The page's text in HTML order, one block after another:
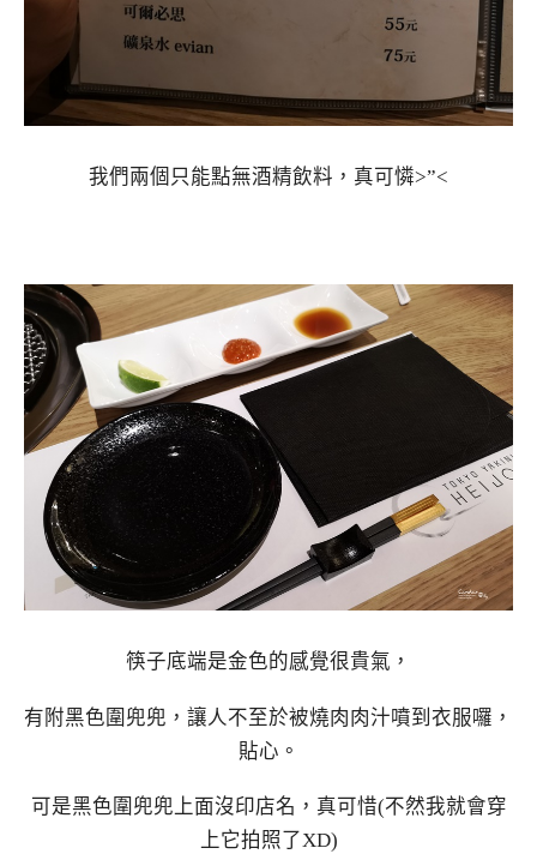
我們兩個只能點無酒精飲料，真可憐>”<
筷子底端是金色的感覺很貴氣，
有附黑色圍兜兜，讓人不至於被燒肉肉汁噴到衣服囉，
貼心。
可是黑色圍兜兜上面沒印店名，真可惜(不然我就會穿
上它拍照了XD)